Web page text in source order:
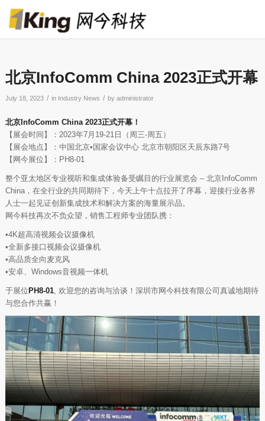
北京InfoComm China 2023正式开幕
July 18, 2023 / in Industry News / by administrator
北京InfoComm China 2023正式开幕！
【展会时间】：2023年7月19-21日（周三-周五）
【展会地点】：中国北京•国家会议中心 北京市朝阳区天辰东路7号
【网今展位】：PH8-01
整个亚太地区专业视听和集成体验备受瞩目的行业展览会 – 北京InfoComm
China，在全行业的共同期待下，今天上午十点拉开了序幕，迎接行业各界
人士一起见证创新集成技术和解决方案的海量展示品。
网今科技再次不负众望，销售工程师专业团队携：
•4K超高清视频会议摄像机
•全新多接口视频会议摄像机
•高品质全向麦克风
•安卓、Windows音视频一体机
于展位 PH8-01, 欢迎您的咨询与洽谈！深圳市网今科技有限公司真诚地期待
与您合作共赢！